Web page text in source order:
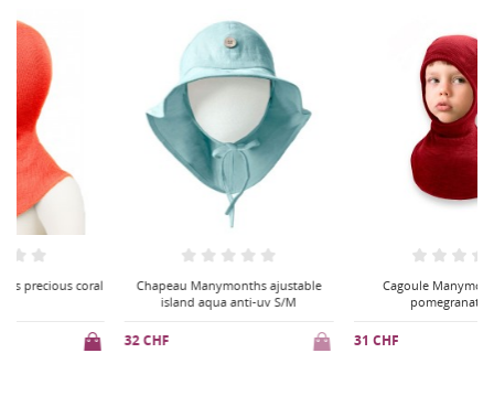
Chapeau Manymonths ajustable
island aqua anti-uv S/M
Cagoule Manymonths wild